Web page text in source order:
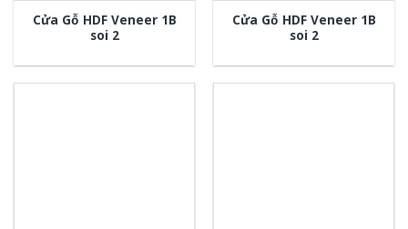
Cửa Gỗ HDF Veneer 1B
soi 2
Cửa Gỗ HDF Veneer 1B
soi 2